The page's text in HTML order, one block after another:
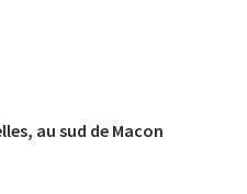
au sud de Macon